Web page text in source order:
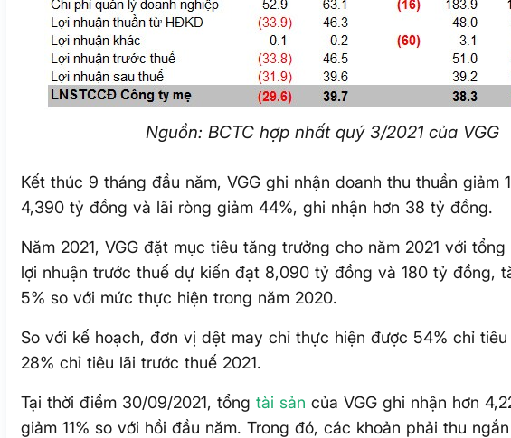
Nguồn: BCTC hợp nhất quý 3/2021 của VGG
Kết thúc 9 tháng đầu năm, VGG ghi nhận doanh thu thuần giảm
4,390 tỷ đồng và lãi ròng giảm 44%, ghi nhận hơn 38 tỷ đồng.
Năm 2021, VGG đặt mục tiêu tăng trưởng cho năm 2021 với
lợi nhuận trước thuế dự kiến đạt 8,090 tỷ đồng và 180 tỷ đồng,
5% so với mức thực hiện trong năm 2020.
So với kế hoạch, đơn vị dệt may chỉ thực hiện được 54% chỉ
28% chỉ tiêu lãi trước thuế 2021.
Tại thời điểm 30/09/2021, tổngtài sản của VGG ghi nhận hơn
giảm 11% so với hồi đầu năm. Trong đó, các khoản phải thu